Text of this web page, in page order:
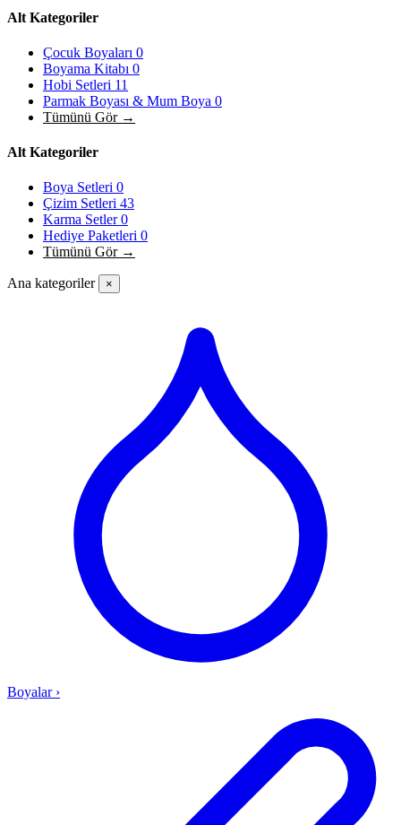
Alt Kategoriler
Çocuk Boyaları 0
Boyama Kitabı 0
Hobi Setleri 11
Parmak Boyası & Mum Boya 0
Tümünü Gör →
Alt Kategoriler
Boya Setleri 0
Çizim Setleri 43
Karma Setler0
Hediye Paketleri 0
Tümünü Gör →
Ana kategoriler ×
Boyalar ›